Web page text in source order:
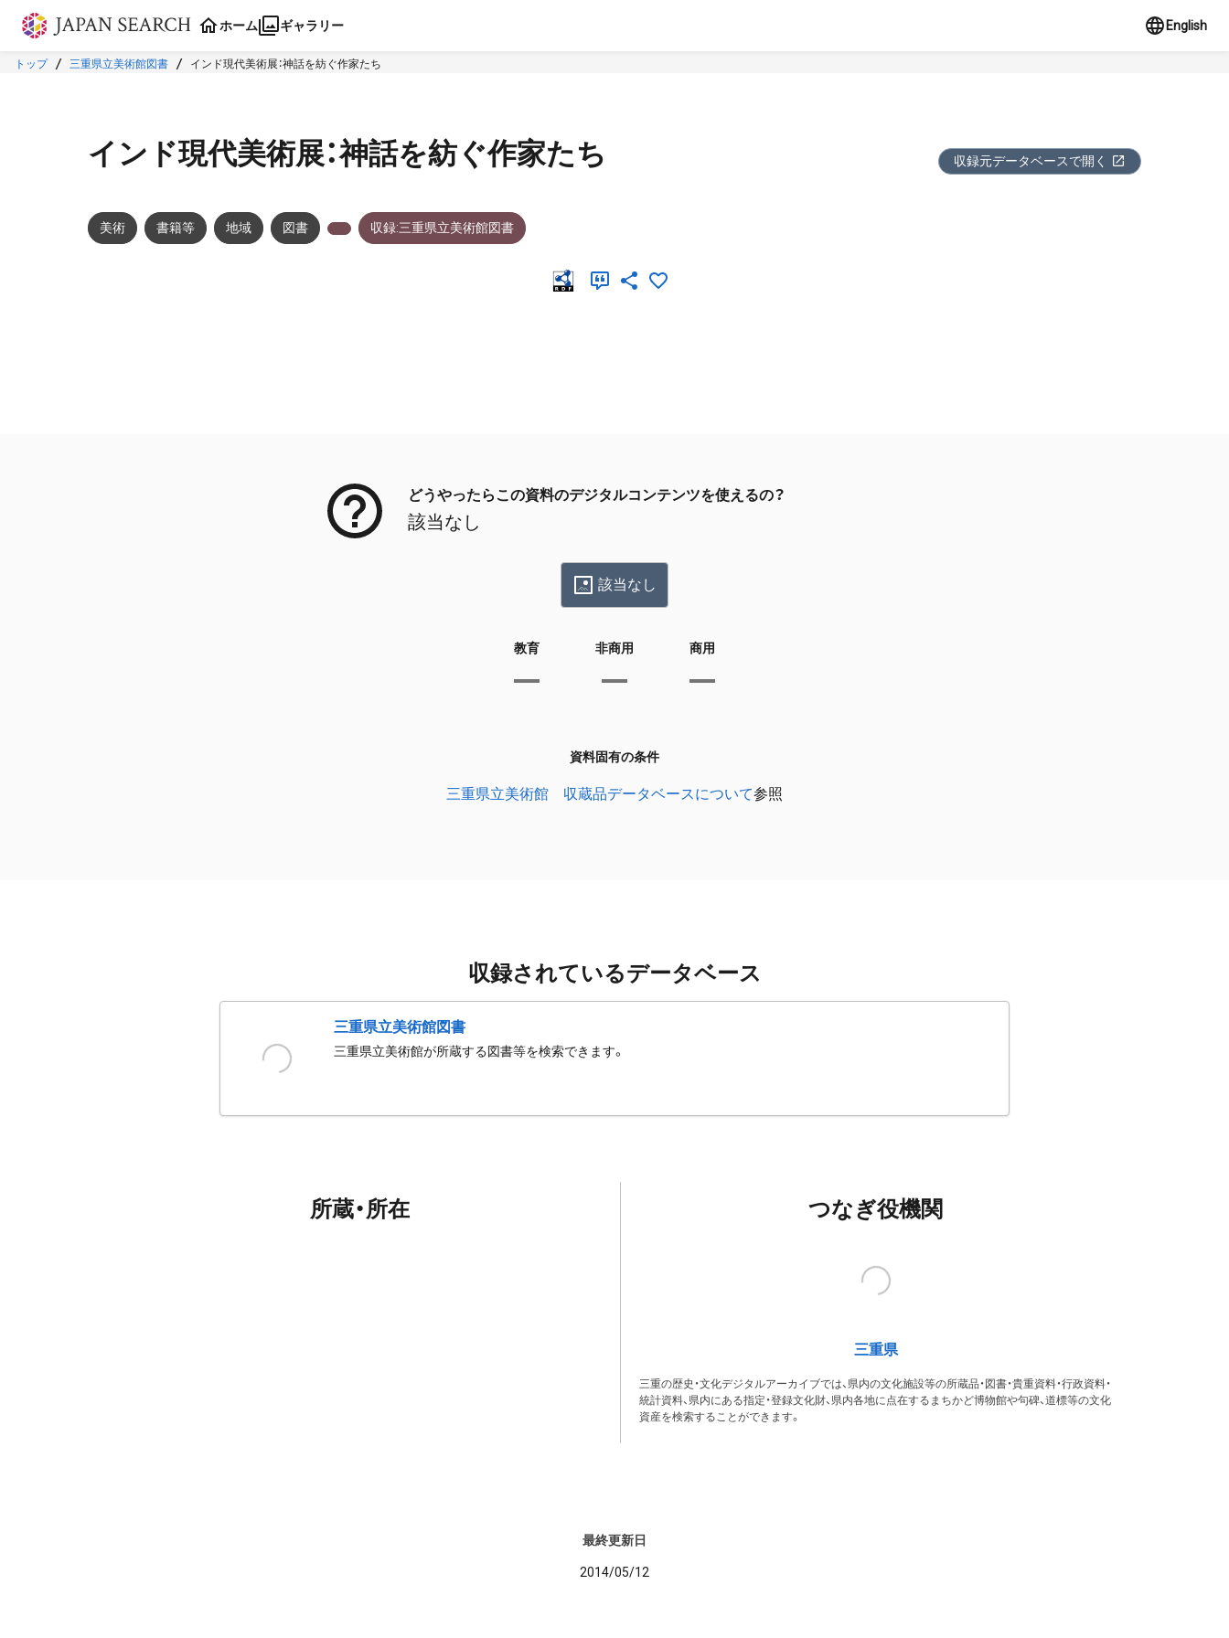
本文に飛ぶ
ホーム ギャラリー English
トップ 三重県立美術館図書 インド現代美術展：神話を紡ぐ作家たち
インド現代美術展：神話を紡ぐ作家たち 収録元データベースで開く
美術 書籍等 地域 図書 収録:三重県立美術館図書
どうやったらこの資料のデジタルコンテンツを使えるの？
該当なし
該当なし
教育 非商用 商用
資料固有の条件
三重県立美術館 収蔵品データベースについて参照
収録されているデータベース
三重県立美術館図書
三重県立美術館が所蔵する図書等を検索できます。
所蔵・所在 つなぎ役機関
三重県
三重の歴史・文化デジタルアーカイブでは、県内の文化施設等の所蔵品・図書・貴重資料・行政資料・
統計資料、県内にある指定・登録文化財、県内各地に点在するまちかど博物館や句碑、道標等の文化
資産を検索することができます。
最終更新日
2014/05/12